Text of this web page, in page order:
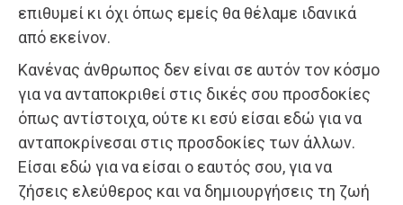
επιθυμεί κι όχι όπως εμείς θα θέλαμε ιδανικά
από εκείνον.
Κανένας άνθρωπος δεν είναι σε αυτόν τον κόσμο
για να ανταποκριθεί στις δικές σου προσδοκίες
όπως αντίστοιχα, ούτε κι εσύ είσαι εδώ για να
ανταποκρίνεσαι στις προσδοκίες των άλλων.
Είσαι εδώ για να είσαι ο εαυτός σου, για να
ζήσεις ελεύθερος και να δημιουργήσεις τη ζωή